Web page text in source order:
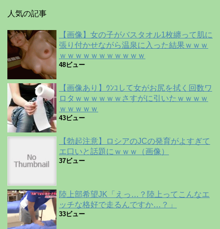
人気の記事
【画像】女の子がバスタオル1枚纏って肌に
張り付かせながら温泉に入った結果ｗｗｗ
ｗｗｗｗｗｗｗｗｗｗｗ
48ビュー
【画像あり】ｳﾝｺして女がお尻を拭く回数ワ
ロタｗｗｗｗｗｗさすがに引いたｗｗｗｗ
ｗｗｗｗｗ
43ビュー
【勃起注意】ロシアのJCの発育がよすぎて
エ口いと話題にｗｗｗ（画像）
37ビュー
陸上部希望JK「えっ…？陸上ってこんなエ
ッチな格好で走るんですか…？」
33ビュー